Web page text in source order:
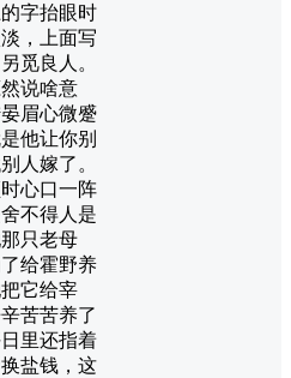
字抬眼时
，上面写
觅良人。
说啥意
眉心微蹙
他让你别
人嫁了。
心口一阵
不得人是
只老母
给霍野养
它给宰
苦苦养了
里还指着
盐钱，这